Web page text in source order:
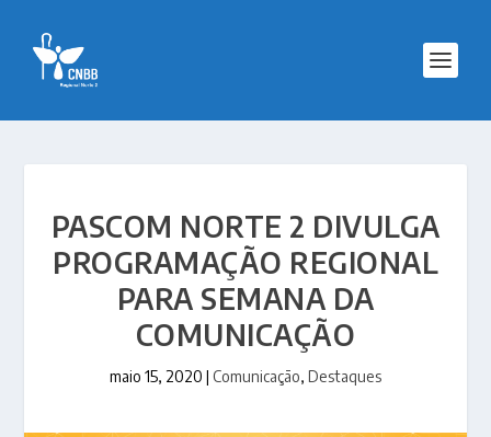
PASCOM NORTE 2 DIVULGA
PROGRAMAÇÃO REGIONAL
PARA SEMANA DA
COMUNICAÇÃO
maio 15, 2020 | Comunicação, Destaques